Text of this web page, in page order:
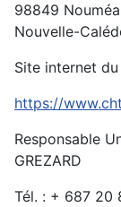
98849
Nouvelle-
Site internet
https://
Responsable
GREZARD
Tél. : + 687 20